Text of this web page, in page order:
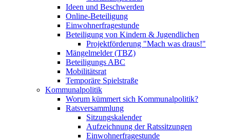
Ideen und Beschwerden
Online-Beteiligung
Einwohnerfragestunde
Beteiligung von Kindern & Jugendlichen
Projektförderung "Mach was draus!"
Mängelmelder (TBZ)
Beteiligungs ABC
Mobilitätsrat
Temporäre Spielstraße
Kommunalpolitik
Worum kümmert sich Kommunalpolitik?
Ratsversammlung
Sitzungskalender
Aufzeichnung der Ratssitzungen
Einwohnerfragestunde